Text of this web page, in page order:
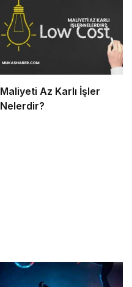
Maliyeti Az Karlı İşler
Nelerdir?